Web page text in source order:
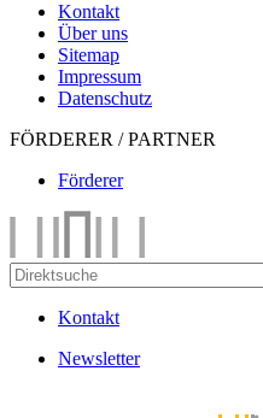
Kontakt
Über uns
Sitemap
Impressum
Datenschutz
FÖRDERER / PARTNER
Förderer
Kontakt
Newsletter